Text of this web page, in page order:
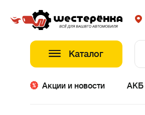
Каталог
Акции и новости АКБ